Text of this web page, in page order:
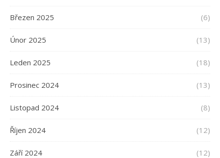
Březen 2025 (6)
Únor 2025 (13)
Leden 2025 (18)
Prosinec 2024 (13)
Listopad 2024 (8)
Říjen 2024 (12)
Září 2024 (12)